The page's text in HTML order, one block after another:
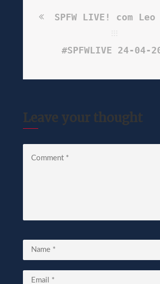
#SPFWLIVE 24-04-
Leave your thought